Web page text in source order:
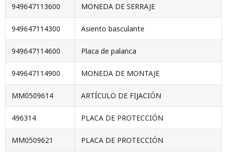
949647113600 MONEDA DE SERRAJE
949647114300 Asiento basculante
949647114600 Placa de palanca
949647114900 MONEDA DE MONTAJE
MM0509614 ARTÍCULO DE FIJACIÓN
496314 PLACA DE PROTECCIÓN
MM0509621 PLACA DE PROTECCIÓN